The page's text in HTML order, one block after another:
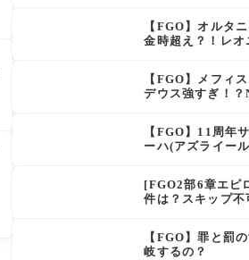
【FGO】オルタ
金時超え？！レオ
【FGO】メフィ
デウス強すぎ！
【FGO】11周年
ーハ(アズライー
[FGO2部6章エピ
件は？スキップ不
出てくる
【FGO】罪と罰
岐するの？